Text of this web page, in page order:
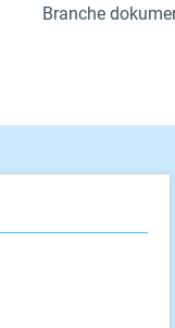
Branche